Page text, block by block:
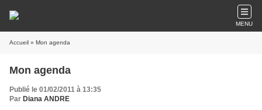
MENU
Accueil » Mon agenda
Mon agenda
Publié le 01/02/2011 à 13:35
Par Diana ANDRE